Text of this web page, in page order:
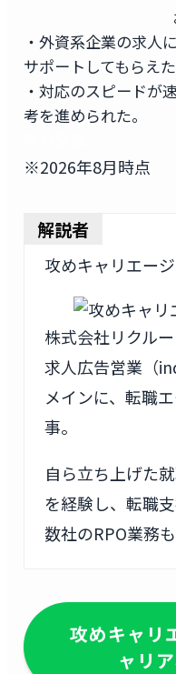
・外資系企業の求人
サポートしてもらえた
・対応のスピードが
考を進められた。
※2026年8月時点
解説者
攻めキャリエー
株式会社リクル
求人広告営業（
メインに、転職
事。
自ら立ち上げた
を経験し、転職
数社のRPO業務も
攻めキャリ
ャリ